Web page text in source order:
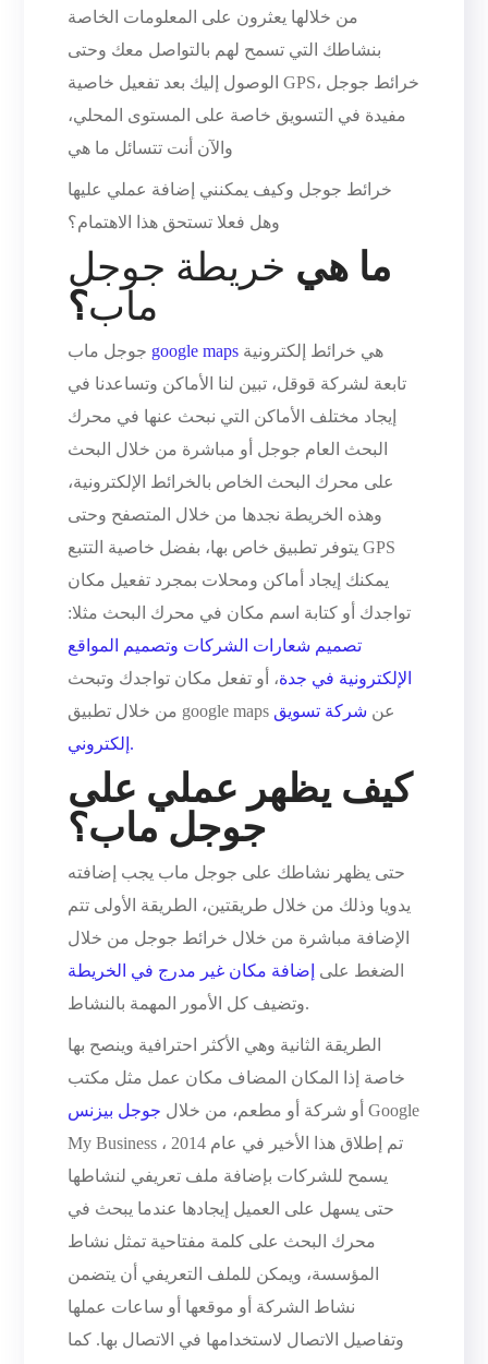
من خلالها يعثرون على المعلومات الخاصة
بنشاطك التي تسمح لهم بالتواصل معك وحتى
الوصول إليك بعد تفعيل خاصية GPS، خرائط جوجل
مفيدة في التسويق خاصة على المستوى المحلي،
خرائط جوجل وكيف يمكنني إضافة عملي عليها
وهل فعلا تستحق هذا الاهتمام؟
ما هي خريطة جوجل
ماب؟
google maps
تابعة لشركة قوقل، تبين لنا الأماكن وتساعدنا في
إيجاد مختلف الأماكن التي نبحث عنها في محرك
البحث العام جوجل أو مباشرة من خلال البحث
على محرك البحث الخاص بالخرائط الإلكترونية،
وهذه الخريطة نجدها من خلال المتصفح وحتى
يتوفر تطبيق خاص بها، بفضل خاصية التتبع GPS
يمكنك إيجاد أماكن ومحلات بمجرد تفعيل مكان
تواجدك أو كتابة اسم مكان في محرك البحث مثلا:
تصميم شعارات الشركات وتصميم المواقع
الإلكترونية في جدة، أو تفعل مكان تواجدك وتبحث
من خلال تطبيق google maps عن شركة تسويق
إلكتروني.
كيف يظهر عملي على
جوجل ماب؟
حتى يظهر نشاطك على جوجل ماب يجب إضافته
يدويا وذلك من خلال طريقتين، الطريقة الأولى تتم
الإضافة مباشرة من خلال خرائط جوجل من خلال
الضغط على إضافة مكان غير مدرج في الخريطة
وتضيف كل الأمور المهمة بالنشاط.
الطريقة الثانية وهي الأكثر احترافية وينصح بها
خاصة إذا المكان المضاف مكان عمل مثل مكتب
أو شركة أو مطعم، من خلال جوجل بيزنس
Google
My Business ، تم إطلاق هذا الأخير في عام 2014
يسمح للشركات بإضافة ملف تعريفي لنشاطها
حتى يسهل على العميل إيجادها عندما يبحث في
محرك البحث على كلمة مفتاحية تمثل نشاط
المؤسسة، ويمكن للملف التعريفي أن يتضمن
نشاط الشركة أو موقعها أو ساعات عملها
وتفاصيل الاتصال لاستخدامها في الاتصال بها. كما